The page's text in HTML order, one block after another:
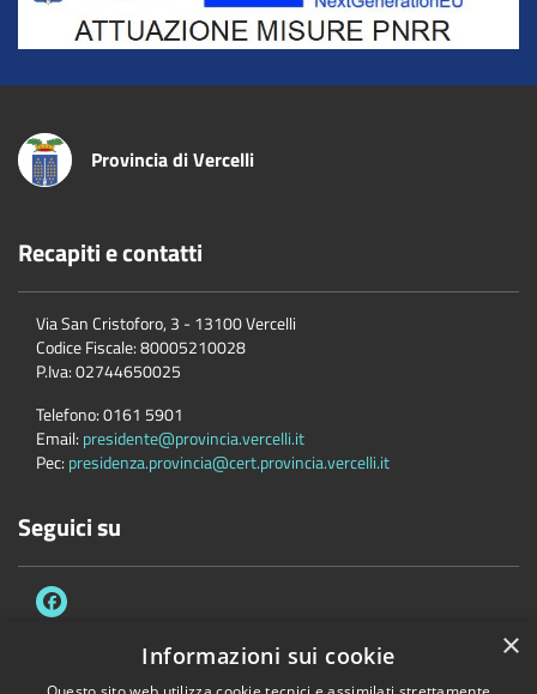
Provincia di Vercelli
Recapiti e contatti
Via San Cristoforo, 3 - 13100 Vercelli
Codice Fiscale:80005210028
P.Iva:02744650025
Telefono:0161 5901
Email: presidente@provincia.vercelli.it
Pec: presidenza.provincia@cert.provincia.vercelli.it
Seguici su
×
Informazioni sui cookie